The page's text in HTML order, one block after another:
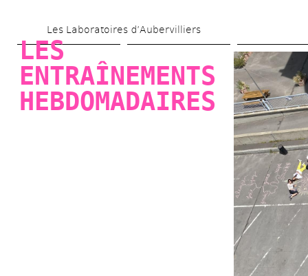
au
principal
Les Laboratoires d’Aubervilliers
LES
ENTRAÎNEMENTS
HEBDOMADAIRES